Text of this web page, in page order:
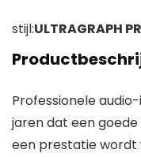
stijl:ULTRAGRAPH
Professionele
jaren dat een
een prestatie wordt